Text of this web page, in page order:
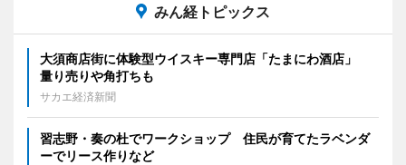
みん経トピックス
大須商店街に体験型ウイスキー専門店「たまにわ酒店」
量り売りや角打ちも
サカエ経済新聞
習志野・奏の杜でワークショップ 住民が育てたラベンダ
ーでリース作りなど